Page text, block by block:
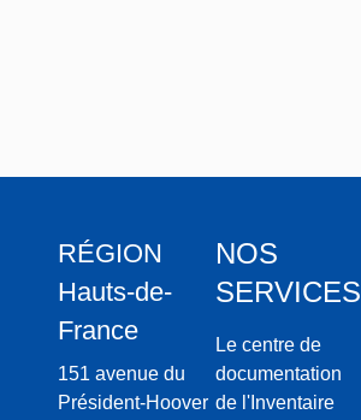
RÉGION
Hauts-de-
France
151 avenue du
Président-Hoover
NOS
SERVICES
Le centre de
documentation
de l'Inventaire